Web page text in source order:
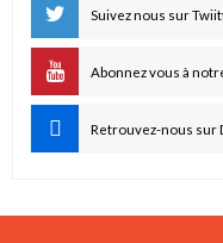
Suivez nous sur
Abonnez vous à
Retrouvez-nous sur